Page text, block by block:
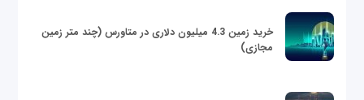
خرید زمین 4.3 میلیون دلاری در متاورس (چند متر زمین
مجازی)